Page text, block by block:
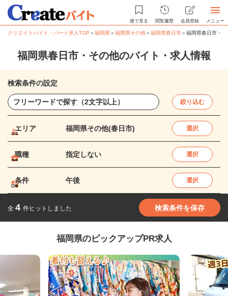
後で見る 閲覧履歴 会員登録 メニュー
クリエイトバイト・パート求人TOP ＞福岡県＞福岡県その他＞福岡県春日市＞福岡県春日市・
福岡県春日市・その他のバイト・求人情報
検索条件の設定
絞り込む
エリア 福岡県その他(春日市) 選択
職種 指定しない 選択
条件 午後 選択
全 4 件ヒットしました 検索条件を保存
福岡県のピックアップPR求人